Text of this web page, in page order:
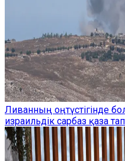
Ливанның оңтүстігінде
израильдік сарбаз қаза